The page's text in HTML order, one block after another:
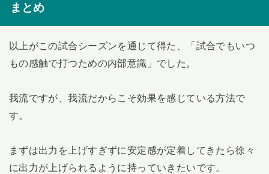
まとめ
以上がこの試合シーズンを通じて得た、「試合でもいつ
もの感触で打つための内部意識」でした。
我流ですが、我流だからこそ効果を感じている方法で
す。
まずは出力を上げすぎずに安定感が定着してきたら徐々
に出力が上げられるように持っていきたいです。